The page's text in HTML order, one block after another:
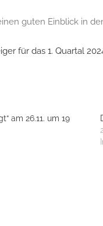
guten Einblick in
für das 1. Quartal
am 26.11. um 19